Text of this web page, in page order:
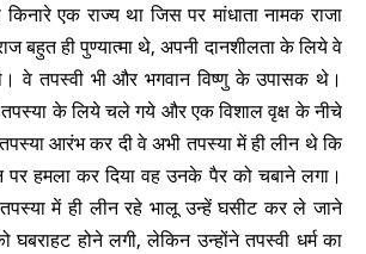
एक राज्य था जिस पर मांधाता नामक राजा
बहुत ही पुण्यात्मा थे, अपनी दानशीलता के लिये वे
वे तपस्वी भी और भगवान विष्णु के उपासक थे।
के लिये चले गये और एक विशाल वृक्ष के नीचे
आरंभ कर दी वे अभी तपस्या में ही लीन थे कि
हमला कर दिया वह उनके पैर को चबाने लगा।
तपस्या में ही लीन रहे भालू उन्हें घसीट कर ले जाने
घबराहट होने लगी, लेकिन उन्होंने तपस्वी धर्म का